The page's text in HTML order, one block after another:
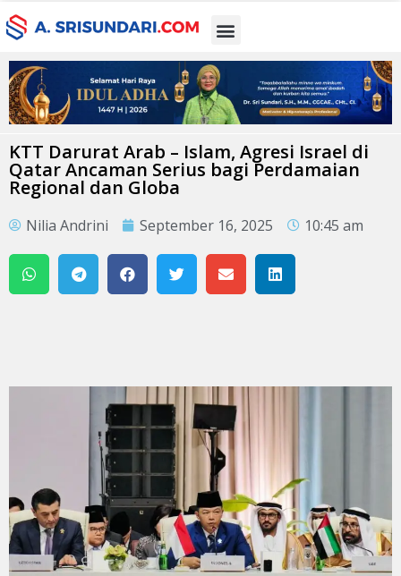
KTT Darurat Arab – Islam, Agresi Israel di
Qatar Ancaman Serius bagi Perdamaian
Regional dan Globa
Nilia Andrini September 16, 2025 10:45 am